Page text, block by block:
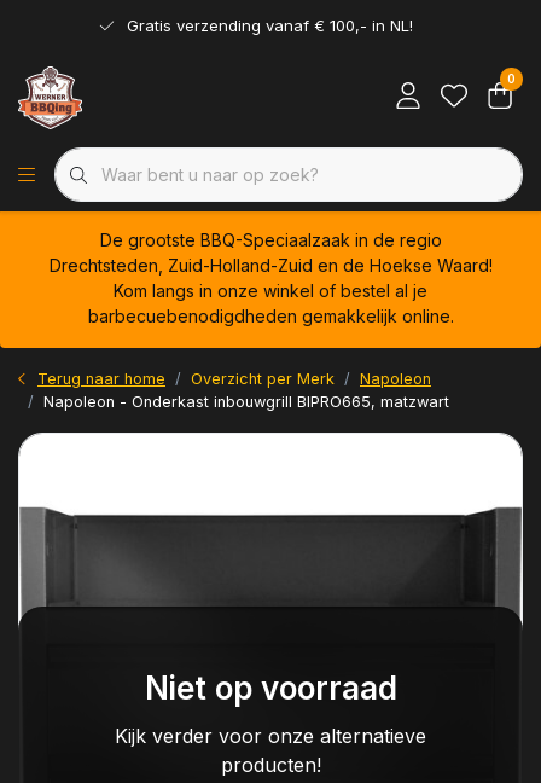
Gratis verzending vanaf € 100,- in NL!
0
De grootste BBQ-Speciaalzaak in de regio
Drechtsteden, Zuid-Holland-Zuid en de Hoekse Waard!
Kom langs in onze winkel of bestel al je
barbecuebenodigdheden gemakkelijk online.
Terug naar home Overzicht per Merk
Napoleon
Napoleon - Onderkast inbouwgrill BIPRO665, matzwart
Niet op voorraad
Kijk verder voor onze alternatieve
producten!